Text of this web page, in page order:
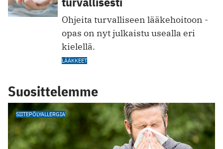
Ohjeita turvalliseen lääkehoitoon -
opas on nyt julkaistu usealla eri
kielellä.
LÄÄKKEET
Suosittelemme
SIITEPÖLYALLERGIA